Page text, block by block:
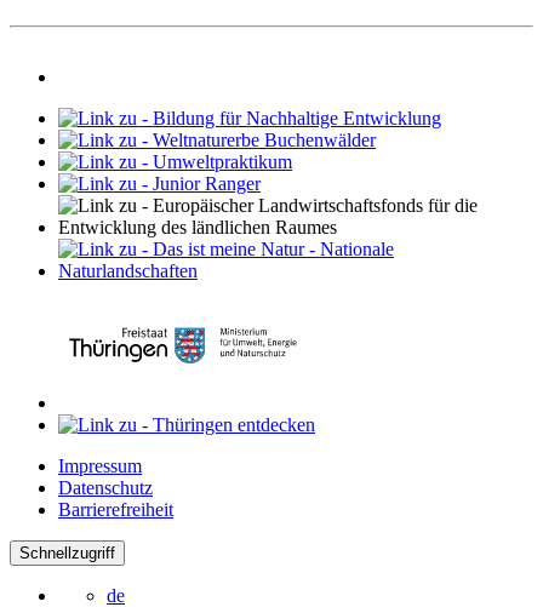
Impressum
Datenschutz
Barrierefreiheit
Schnellzugriff
de